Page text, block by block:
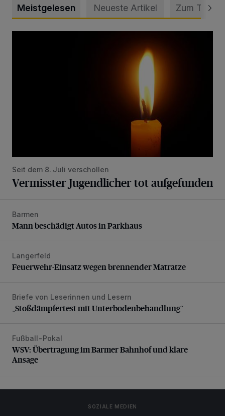
Meistgelesen Neueste Artikel Zum Thema
Seit dem 8. Juli verschollen
Vermisster Jugendlicher tot aufgefunden
Mann beschädigt Autos in Parkhaus
Barmen
Mann beschädigt Autos in Parkhaus
Feuerwehr-Einsatz wegen brennender Matratze
Langerfeld
Feuerwehr-Einsatz wegen brennender Matratze
„Stoßdämpfertest mit Unterbodenbehandlung“
Briefe von Leserinnen und Lesern
„Stoßdämpfertest mit Unterbodenbehandlung“
WSV: Übertragung im Barmer Bahnhof und klare Ansage
Fußball-Pokal
WSV: Übertragung im Barmer Bahnhof und klare
Ansage
SOZIALE MEDIEN